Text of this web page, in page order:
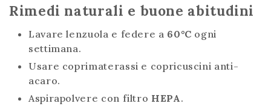
Rimedi naturali e buone abitudini
Lavare lenzuola e federe a 60°C ogni
settimana.
Usare coprimaterassi e copricuscini anti-
acaro.
Aspirapolvere con filtro HEPA.